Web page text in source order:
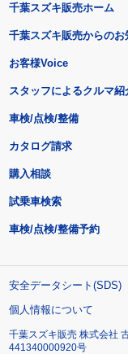
千葉スズキ販売ホーム
千葉スズキ販売からのお
お客様Voice
スタッフによるクルマ紹
車検/点検/整備
カタログ請求
購入相談
試乗車検索
車検/点検/整備予約
安全データシート(SDS)
個人情報について
千葉スズキ販売 株式会社
441340000920号